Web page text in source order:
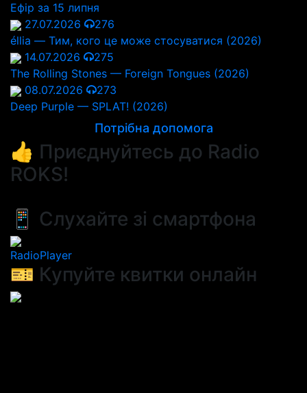
Ефір за 15 липня
27.07.2026
276
éllia — Тим, кого це може стосуватися (2026)
14.07.2026
275
The Rolling Stones — Foreign Tongues (2026)
08.07.2026
273
Deep Purple — SPLAT! (2026)
Потрібна допомога
👍 Приєднуйтесь до Radio
ROKS!
📱 Слухайте зі смартфона
RadioPlayer
🎫 Купуйте квитки онлайн